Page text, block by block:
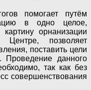
помогает путём
в одно целое,
орнанизации
Центре, позволяет
поставить цели
Проведение данного
так как без
совершенствования